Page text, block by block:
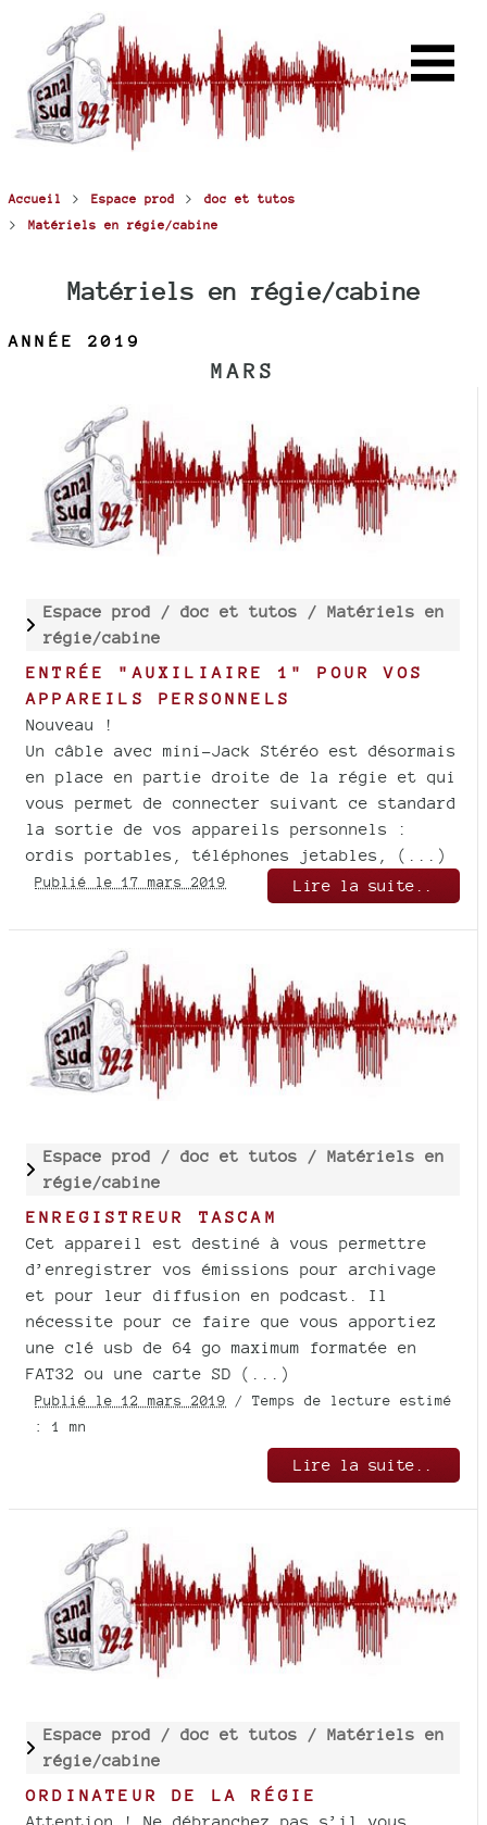
Accueil > Espace prod > doc et tutos
> Matériels en régie/cabine
Matériels en régie/cabine
ANNÉE 2019
MARS
Espace prod / doc et tutos / Matériels en
régie/cabine
ENTRÉE "AUXILIAIRE 1" POUR VOS
APPAREILS PERSONNELS
Nouveau !
Un câble avec mini-Jack Stéréo est désormais
en place en partie droite de la régie et qui
vous permet de connecter suivant ce standard
la sortie de vos appareils personnels :
ordis portables, téléphones jetables, (...)
Publié le 17 mars 2019 Lire la suite..
Espace prod / doc et tutos / Matériels en
régie/cabine
ENREGISTREUR TASCAM
Cet appareil est destiné à vous permettre
d’enregistrer vos émissions pour archivage
et pour leur diffusion en podcast. Il
nécessite pour ce faire que vous apportiez
une clé usb de 64 go maximum formatée en
FAT32 ou une carte SD (...)
Publié le 12 mars 2019 / Temps de lecture estimé
: 1 mn
Lire la suite..
Espace prod / doc et tutos / Matériels en
régie/cabine
ORDINATEUR DE LA RÉGIE